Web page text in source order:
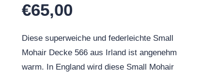
€65,00
Diese superweiche und federleichte Small
Mohair Decke 566 aus Irland ist angenehm
warm. In England wird diese Small Mohair